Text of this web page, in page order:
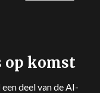
op komst
deel van de AI-